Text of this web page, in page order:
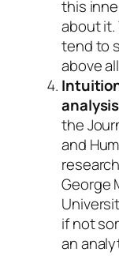
this
about it.
tend to
above
analysis
the
and
George
if not
an